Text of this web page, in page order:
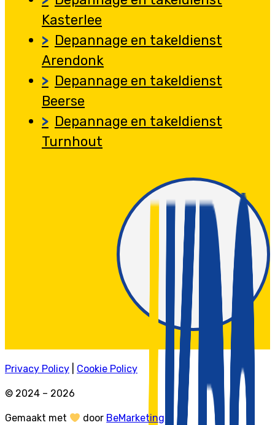
Kasterlee
Depannage en takeldienst
Arendonk
Depannage en takeldienst
Beerse
Depannage en takeldienst
Turnhout
Privacy Policy Cookie Policy
© 2024 – 2026
Gemaakt met door BeMarketing